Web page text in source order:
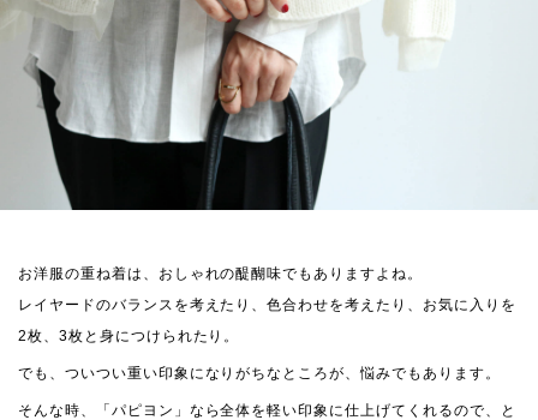
お洋服の重ね着は、おしゃれの醍醐味でもありますよね。
レイヤードのバランスを考えたり、色合わせを考えたり、お気に入りを
2枚、3枚と身につけられたり。
でも、ついつい重い印象になりがちなところが、悩みでもあります。
そんな時、「パピヨン」なら全体を軽い印象に仕上げてくれるので、と